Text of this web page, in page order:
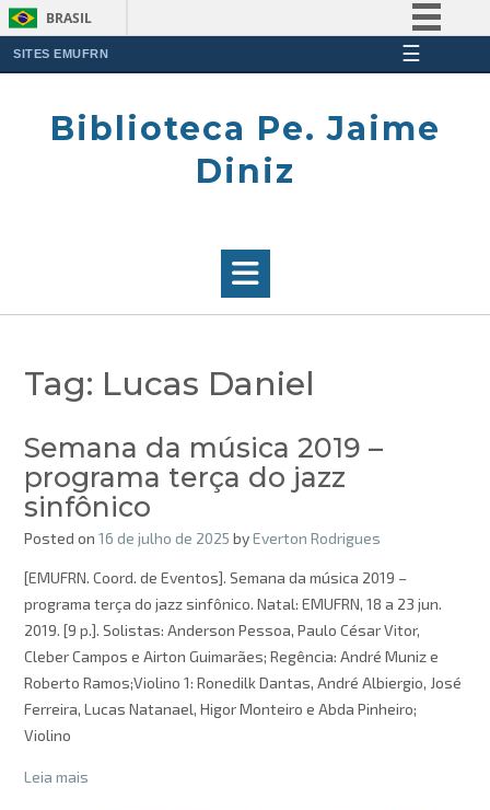
BRASIL
Participe
SITES EMUFRN ☰
Biblioteca Pe. Jaime
Diniz
Tag: Lucas Daniel
Semana da música 2019 –
programa terça do jazz
sinfônico
Posted on 16 de julho de 2025 byEverton Rodrigues
[EMUFRN. Coord. de Eventos]. Semana da música 2019 –
programa terça do jazz sinfônico. Natal: EMUFRN, 18 a 23 jun.
2019. [9 p.]. Solistas: Anderson Pessoa, Paulo César Vitor,
Cleber Campos e Airton Guimarães; Regência: André Muniz e
Roberto Ramos;Violino 1: Ronedilk Dantas, André Albiergio, José
Ferreira, Lucas Natanael, Higor Monteiro e Abda Pinheiro;
Violino
Leia mais